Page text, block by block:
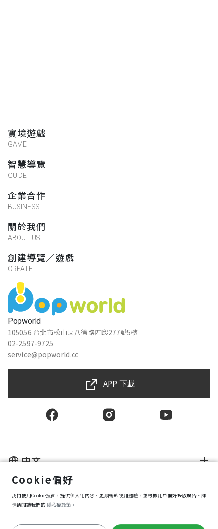
Popworld
105056 台北市松山區八德路四段277號5樓
02-2597-9725
service@popworld.cc
實境遊戲
GAME
智慧導覽
GUIDE
企業合作
BUSINESS
關於我們
ABOUT US
創建導覽／遊戲
CREATE
APP 下載
隱私權保護政策
資訊安全政策
中文
Cookie偏好
我們使用Cookie技術，提供個人化內容、更順暢的使用體驗，並根據用戶偏好投放廣告。詳
情請閱讀我們的 隱私權政策。